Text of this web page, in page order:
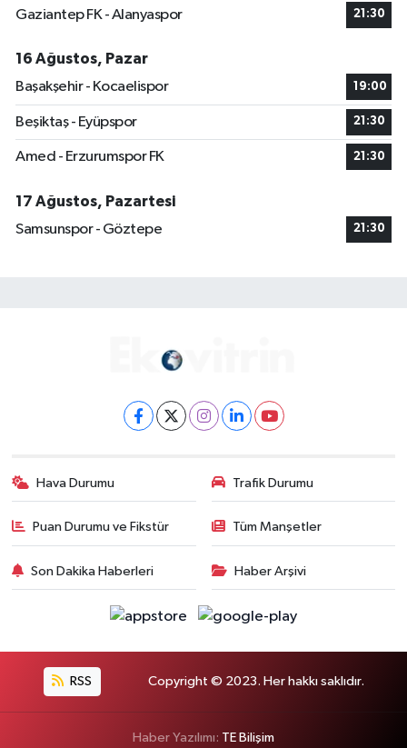
Gaziantep FK - Alanyaspor 21:30
16 Ağustos, Pazar
Başakşehir - Kocaelispor
19:00
Beşiktaş - Eyüpspor 21:30
Amed - Erzurumspor FK 21:30
17 Ağustos, Pazartesi
Samsunspor - Göztepe
21:30
Hava Durumu Trafik Durumu
Puan Durumu ve Fikstür Tüm Manşetler
Son Dakika Haberleri Haber Arşivi
RSS Copyright © 2023. Her hakkı saklıdır.
Haber Yazılımı: TE Bilişim